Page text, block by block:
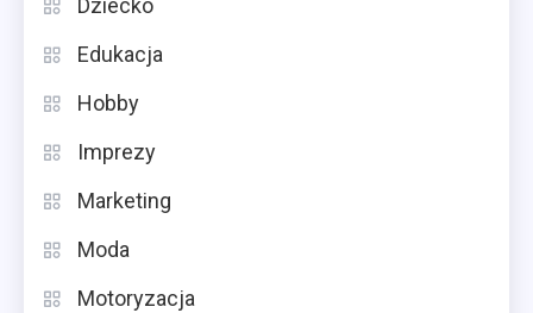
Dziecko
Edukacja
Hobby
Imprezy
Marketing
Moda
Motoryzacja